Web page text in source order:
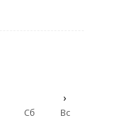
›
Сб Вс